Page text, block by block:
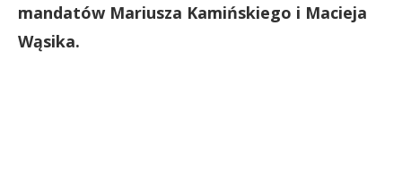
mandatów Mariusza Kamińskiego i Macieja
Wąsika.